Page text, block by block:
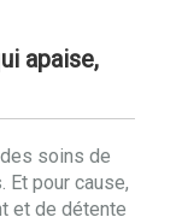
apaise,
des soins de
pour cause,
et de détente